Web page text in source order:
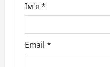
Ім'я *
Email *